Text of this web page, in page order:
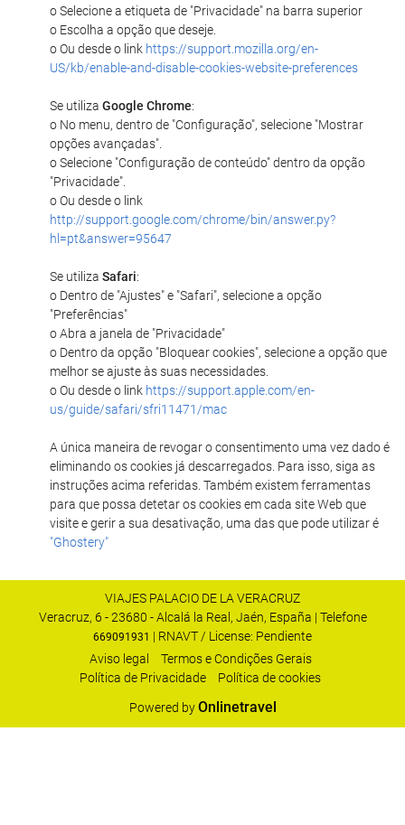
o Selecione a etiqueta de "Privacidade" na barra superior
o Escolha a opção que deseje.
o Ou desde o link https://support.mozilla.org/en-
US/kb/enable-and-disable-cookies-website-preferences
Se utiliza Google Chrome:
o No menu, dentro de "Configuração", selecione "Mostrar
opções avançadas".
o Selecione "Configuração de conteúdo" dentro da opção
"Privacidade".
o Ou desde o link
http://support.google.com/chrome/bin/answer.py?
hl=pt&answer=95647
Se utiliza Safari:
o Dentro de "Ajustes" e "Safari", selecione a opção
"Preferências"
o Abra a janela de "Privacidade"
o Dentro da opção "Bloquear cookies", selecione a opção que
melhor se ajuste às suas necessidades.
o Ou desde o link https://support.apple.com/en-
us/guide/safari/sfri11471/mac
A única maneira de revogar o consentimento uma vez dado é
eliminando os cookies já descarregados. Para isso, siga as
instruções acima referidas. Também existem ferramentas
para que possa detetar os cookies em cada site Web que
visite e gerir a sua desativação, uma das que pode utilizar é
"Ghostery"
VIAJES PALACIO DE LA VERACRUZ
Veracruz, 6 - 23680 - Alcalá la Real, Jaén, España | Telefone
669091931 | RNAVT / License: Pendiente
Aviso legal
Termos e Condições Gerais
Polí­tica de Privacidade
Política de cookies
Powered byOnlinetravel